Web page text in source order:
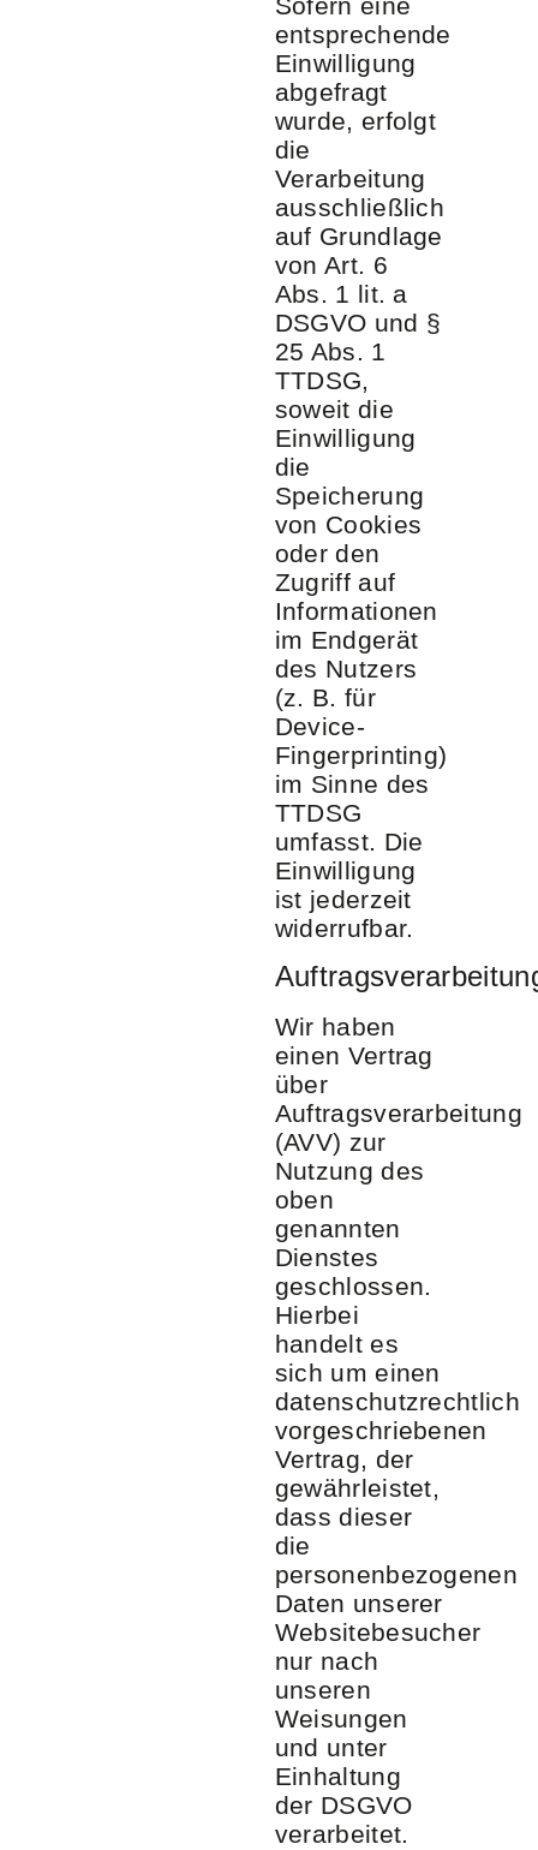
entsprechende
Einwilligung
abgefragt
wurde, erfolgt
die
Verarbeitung
ausschließlich
auf Grundlage
von Art. 6
Abs. 1 lit. a
DSGVO und §
25 Abs. 1
TTDSG,
soweit die
Einwilligung
die
Speicherung
von Cookies
oder den
Zugriff auf
Informationen
im Endgerät
des Nutzers
(z. B. für
Device-
Fingerprinting)
im Sinne des
TTDSG
umfasst. Die
Einwilligung
ist jederzeit
widerrufbar.
Wir haben
einen Vertrag
über
Auftragsverarbeitung
(AVV) zur
Nutzung des
oben
genannten
Dienstes
geschlossen.
Hierbei
handelt es
sich um einen
datenschutzrechtlich
vorgeschriebenen
Vertrag, der
gewährleistet,
dass dieser
die
personenbezogenen
Daten unserer
Websitebesucher
nur nach
unseren
Weisungen
und unter
Einhaltung
der DSGVO
verarbeitet.